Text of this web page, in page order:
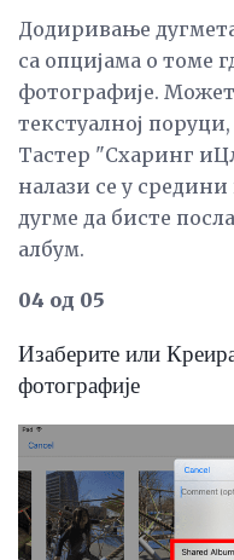
Додиривање
са опцијама о томе
фотографије.
текстуалној
Тастер "Схаринг
налази се у
дугме да бисте
албум.
04 од 05
Изаберите или
фотографије